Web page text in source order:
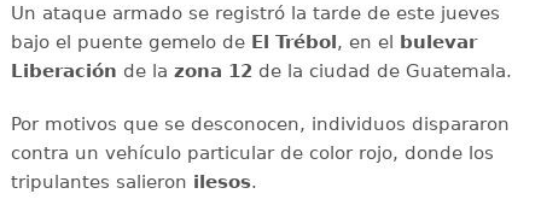
Un ataque armado se registró la tarde de este jueves
bajo el puente gemelo de El Trébol, en el bulevar
Liberación de la zona 12de la ciudad de Guatemala.
Por motivos que se desconocen, individuos dispararon
contra un vehículo particular de color rojo, donde los
tripulantes salieron ilesos.